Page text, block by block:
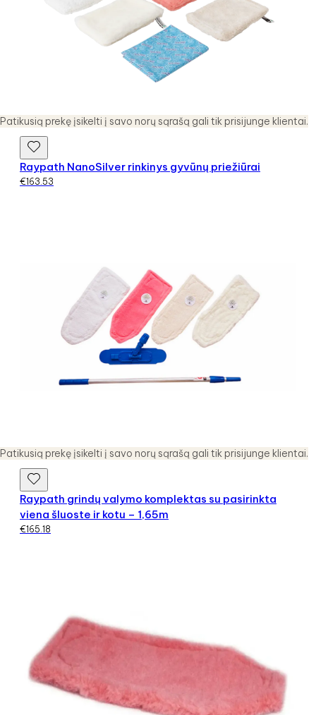
Patikusią prekę įsikelti į savo norų sąrašą gali tik prisijunge klientai.
Patikusią prekę įsikelti į savo norų sąrašą gali tik prisijunge klientai.
Raypath NanoSilver rinkinys gyvūnų priežiūrai
€163.53
Raypath grindų valymo komplektas su pasirinkta
viena šluoste ir kotu – 1,65m
€165.18